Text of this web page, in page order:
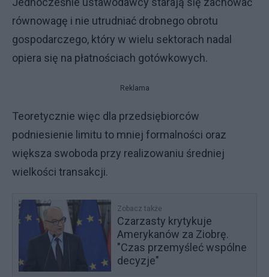
równowagę i nie utrudniać drobnego obrotu
gospodarczego, który w wielu sektorach nadal
opiera się na płatnościach gotówkowych.
Reklama
Teoretycznie więc dla przedsiębiorców
podniesienie limitu to mniej formalności oraz
większa swoboda przy realizowaniu średniej
wielkości transakcji.
Zobacz także
Czarzasty krytykuje
Amerykanów za Ziobrę.
"Czas przemyśleć wspólne
decyzje"